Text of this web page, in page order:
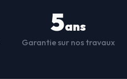
5ans
Garantie sur nos travaux